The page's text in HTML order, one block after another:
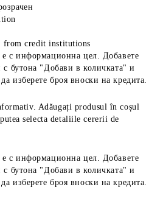
credit institutions
е с информационна цел. Добавете
с бутона "Добави в количката" и
изберете броя вноски на кредита.
Adăugați produsul în coșul
selecta detaliile cererii de
е с информационна цел. Добавете
с бутона "Добави в количката" и
изберете броя вноски на кредита.